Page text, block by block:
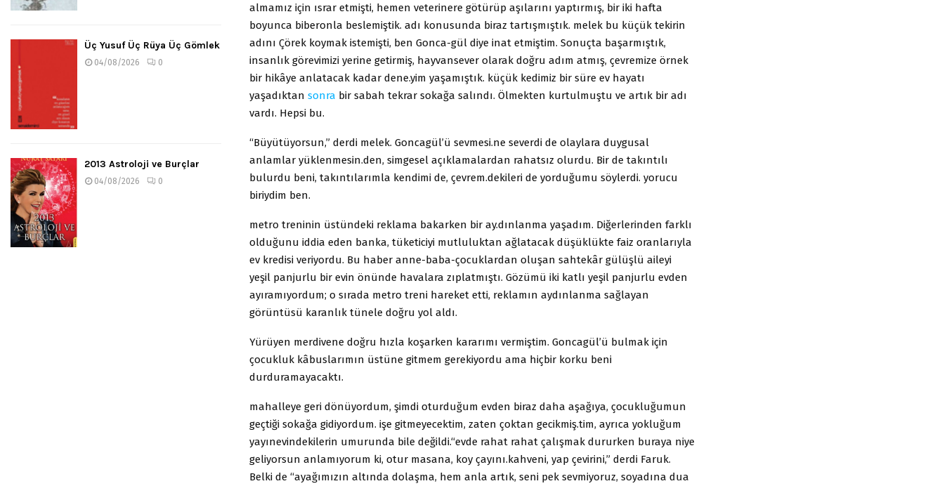
almamız için ısrar etmişti, hemen veterinere götürüp aşılarını yaptırmış, bir iki hafta
boyunca biberonla beslemiştik. adı konusunda biraz tartışmıştık. melek bu küçük tekirin
adını Çörek koymak istemişti, ben Gonca-gül diye inat etmiştim. Sonuçta başarmıştık,
insanlık görevimizi yerine getirmiş, hayvansever olarak doğru adım atmış, çevremize örnek
bir hikâye anlatacak kadar dene.yim yaşamıştık. küçük kedimiz bir süre ev hayatı
yaşadıktan sonra bir sabah tekrar sokağa salındı. Ölmekten kurtulmuştu ve artık bir adı
vardı. Hepsi bu.
“Büyütüyorsun,” derdi melek. Goncagül’ü sevmesi.ne severdi de olaylara duygusal
anlamlar yüklenmesin.den, simgesel açıklamalardan rahatsız olurdu. Bir de takıntılı
bulurdu beni, takıntılarımla kendimi de, çevrem.dekileri de yorduğumu söylerdi. yorucu
biriydim ben.
metro treninin üstündeki reklama bakarken bir ay.dınlanma yaşadım. Diğerlerinden farklı
olduğunu iddia eden banka, tüketiciyi mutluluktan ağlatacak düşüklükte faiz oranlarıyla
ev kredisi veriyordu. Bu haber anne-baba-çocuklardan oluşan sahtekâr gülüşlü aileyi
yeşil panjurlu bir evin önünde havalara zıplatmıştı. Gözümü iki katlı yeşil panjurlu evden
ayıramıyordum; o sırada metro treni hareket etti, reklamın aydınlanma sağlayan
görüntüsü karanlık tünele doğru yol aldı.
Yürüyen merdivene doğru hızla koşarken kararımı vermiştim. Goncagül’ü bulmak için
çocukluk kâbuslarımın üstüne gitmem gerekiyordu ama hiçbir korku beni
durduramayacaktı.
mahalleye geri dönüyordum, şimdi oturduğum evden biraz daha aşağıya, çocukluğumun
geçtiği sokağa gidiyordum. işe gitmeyecektim, zaten çoktan gecikmiş.tim, ayrıca yokluğum
yayınevindekilerin umurunda bile değildi.“evde rahat rahat çalışmak dururken buraya niye
geliyorsun anlamıyorum ki, otur masana, koy çayını.kahveni, yap çevirini,” derdi Faruk.
Belki de “ayağımızın altında dolaşma, hem anla artık, seni pek sevmiyoruz, soyadına dua
Üç Yusuf Üç Rüya Üç Gömlek
04/08/2026 0
2013 Astroloji ve Burçlar
04/08/2026 0